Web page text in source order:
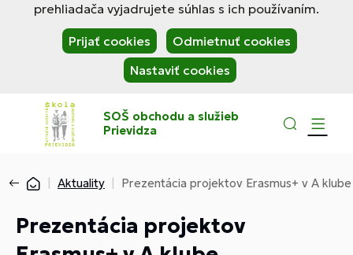
prehliadača vyjadrujete súhlas s ich používaním.
Prijať cookies
Odmietnuť cookies
Nastaviť cookies
SOŠ obchodu a služieb
Prievidza
Aktuality Prezentácia projektov Erasmus+ v A klube
Prezentácia projektov